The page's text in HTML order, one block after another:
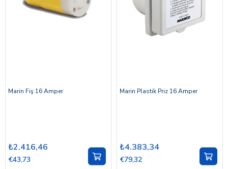
Marin Fiş 16 Amper
₺2.416,46
€43,73
Marin Plastik Priz 16 Amper
₺4.383,34
€79,32